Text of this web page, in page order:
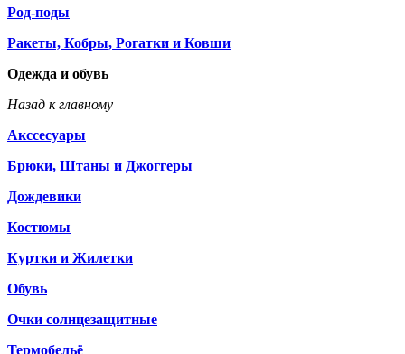
Род-поды
Ракеты, Кобры, Рогатки и Ковши
Одежда и обувь
Назад к главному
Акссесуары
Брюки, Штаны и Джоггеры
Дождевики
Костюмы
Куртки и Жилетки
Обувь
Очки солнцезащитные
Термобельё